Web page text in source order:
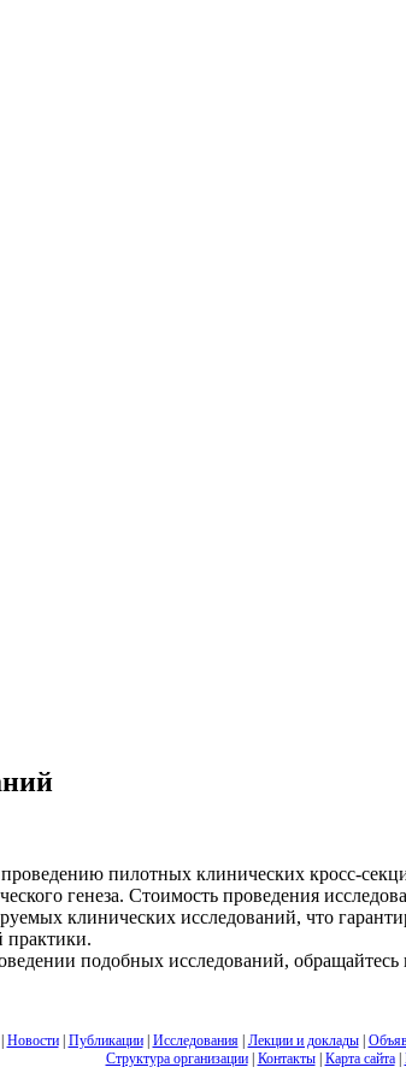
пилотных клинических кросс-
генеза. Стоимость проведения
клинических исследований, что
практики.
подобных исследований,
Новости| Публикации| Исследования| Лекции и доклады|
Структура организации| Контакты| Карта сайта|